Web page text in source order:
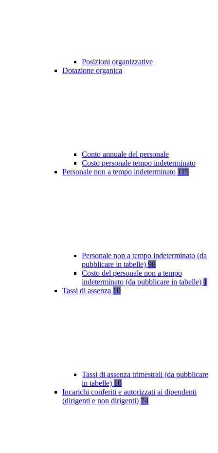
Posizioni organizzative
Dotazione organica
Conto annuale del personale
Costo personale tempo indeterminato
Personale non a tempo indeterminato 115
Personale non a tempo indeterminato (da
pubblicare in tabelle) 98
Costo del personale non a tempo
indeterminato (da pubblicare in tabelle) 1
Tassi di assenza 10
Tassi di assenza trimestrali (da pubblicare
in tabelle) 10
Incarichi conferiti e autorizzati ai dipendenti
(dirigenti e non dirigenti) 74